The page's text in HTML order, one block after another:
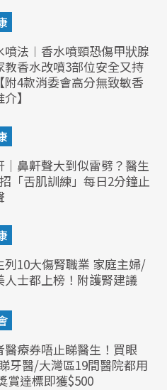
噴法︱香水噴頸恐傷甲狀腺
教香水改噴3部位安全又持
附4款消委會高分無致敏香
】
｜鼻鼾聲大到似雷劈？醫生
「舌肌訓練」每日2分鐘止
列10大傷腎職業 家庭主婦/
人士都上榜！附護腎建議
醫療券唔止睇醫生！買眼
牙醫/大灣區19間醫院都用
賞達標即獲$500